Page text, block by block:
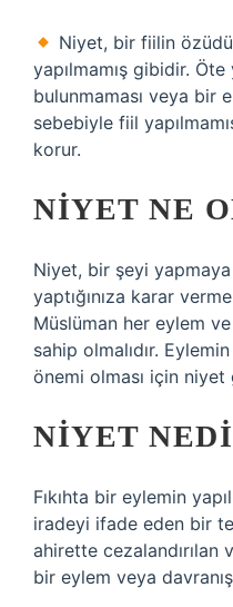
Niyet, bir fiilin
yapılmamış gibidir.
bulunmaması veya bir
sebebiyle fiil
korur.
NIYET NE
Niyet, bir şeyi
yaptığınıza karar
Müslüman her eylem
sahip olmalıdır.
önemi olması için niyet
NIYET
Fıkıhta bir eylemin
iradeyi ifade eden bir
ahirette cezalandırılan
bir eylem veya